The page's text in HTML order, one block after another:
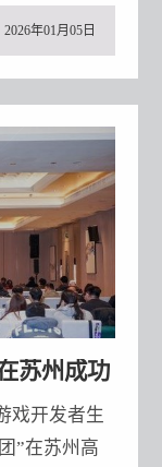
绩不佳调整
日将携新阵
报道，
枪手pir
2026年01月05日
苏州成功
戏开发者生
”在苏州高